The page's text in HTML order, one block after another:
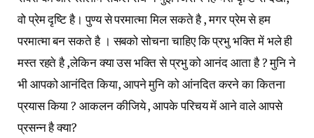
वो प्रेम दृष्टि है। पुण्य से परमात्मा मिल सकते है , मगर प्रेम से हम
परमात्मा बन सकते है । सबको सोचना चाहिए कि प्रभु भक्ति में भले ही
मस्त रहते है ,लेकिन क्या उस भक्ति से प्रभु को आनंद आता है ? मुनि ने
भी आपको आनंदित किया, आपने मुनि को आंनदित करने का कितना
प्रयास किया ? आकलन कीजिये , आपके परिचय में आने वाले आपसे
प्रसन्न है क्या?